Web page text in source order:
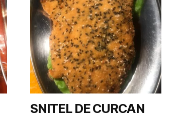
SNITEL DE CURCAN